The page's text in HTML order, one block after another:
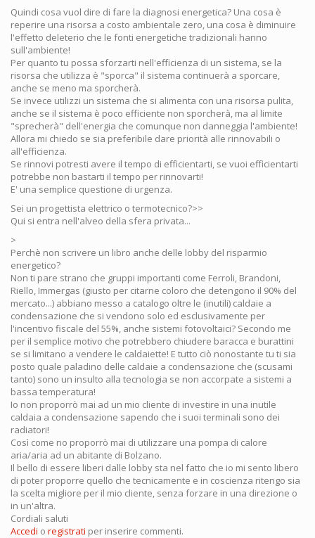
Quindi cosa vuol dire di fare la diagnosi energetica? Una cosa è
reperire una risorsa a costo ambientale zero, una cosa è diminuire
l'effetto deleterio che le fonti energetiche tradizionali hanno
sull'ambiente!
Per quanto tu possa sforzarti nell'efficienza di un sistema, se la
risorsa che utilizza è "sporca" il sistema continuerà a sporcare,
anche se meno ma sporcherà.
Se invece utilizzi un sistema che si alimenta con una risorsa pulita,
anche se il sistema è poco efficiente non sporcherà, ma al limite
"sprecherà" dell'energia che comunque non danneggia l'ambiente!
Allora mi chiedo se sia preferibile dare priorità alle rinnovabili o
all'efficienza.
Se rinnovi potresti avere il tempo di efficientarti, se vuoi efficientarti
potrebbe non bastarti il tempo per rinnovarti!
E' una semplice questione di urgenza.
Sei un progettista elettrico o termotecnico?>>
Qui si entra nell'alveo della sfera privata...
>
Perchè non scrivere un libro anche delle lobby del risparmio
energetico?
Non ti pare strano che gruppi importanti come Ferroli, Brandoni,
Riello, Immergas (giusto per citarne coloro che detengono il 90% del
mercato...) abbiano messo a catalogo oltre le (inutili) caldaie a
condensazione che si vendono solo ed esclusivamente per
l'incentivo fiscale del 55%, anche sistemi fotovoltaici? Secondo me
per il semplice motivo che potrebbero chiudere baracca e burattini
se si limitano a vendere le caldaiette! E tutto ciò nonostante tu ti sia
posto quale paladino delle caldaie a condensazione che (scusami
tanto) sono un insulto alla tecnologia se non accorpate a sistemi a
bassa temperatura!
Io non proporrò mai ad un mio cliente di investire in una inutile
caldaia a condensazione sapendo che i suoi terminali sono dei
radiatori!
Così come no proporrò mai di utilizzare una pompa di calore
aria/aria ad un abitante di Bolzano.
Il bello di essere liberi dalle lobby sta nel fatto che io mi sento libero
di poter proporre quello che tecnicamente e in coscienza ritengo sia
la scelta migliore per il mio cliente, senza forzare in una direzione o
in un'altra.
Cordiali saluti
Accedi o registrati per inserire commenti.